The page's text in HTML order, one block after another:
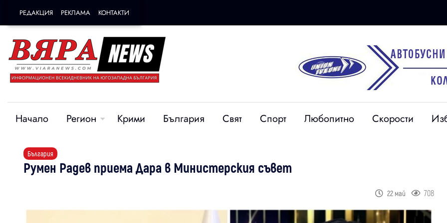
РЕДАКЦИЯ РЕКЛАМА КОНТАКТИ
Начало Регион Крими България Свят Спорт Любопитно Скорости
България
Румен Радев приема Дара в Министерския съвет
22 май 708